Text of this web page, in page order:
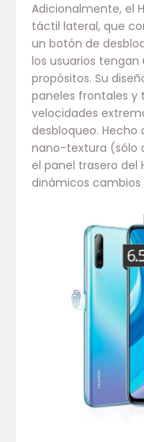
Adicionalmente, el
táctil lateral, que
un botón de
los usuarios
propósitos. Su
paneles frontales y
velocidades
desbloqueo. Hecho
nano-textura (sólo
el panel trasero del
dinámicos cambios